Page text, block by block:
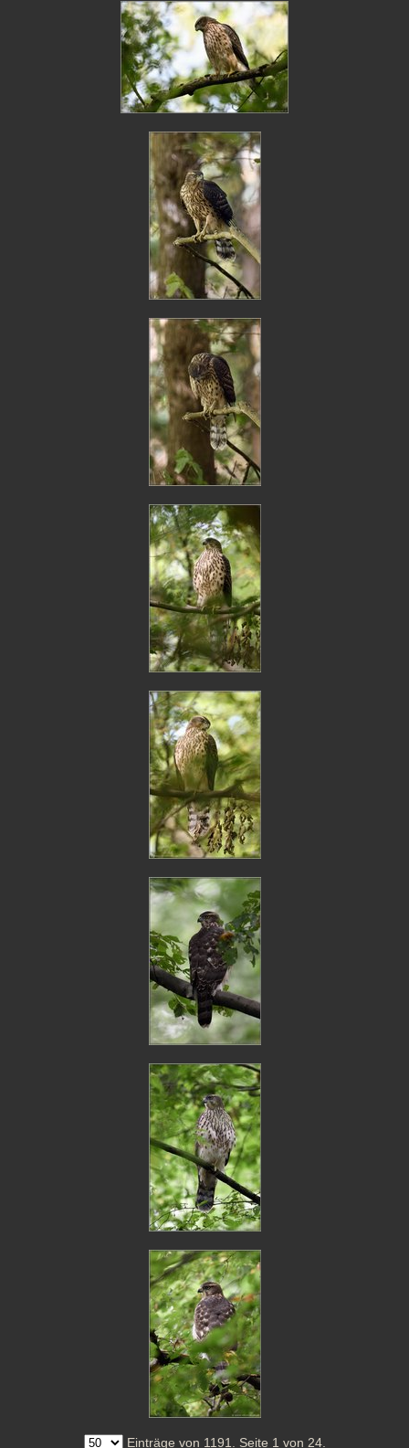
Einträge von 1191. Seite 1 von 24.